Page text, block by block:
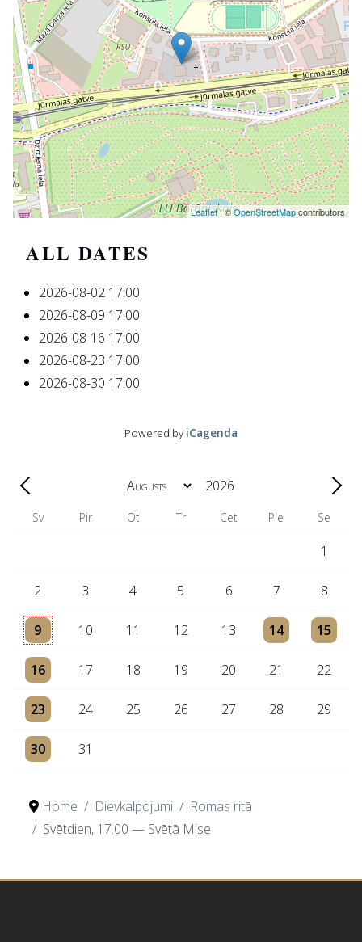
Leaflet| ©OpenStreetMapcontributors
ALL DATES
2026-08-02 17:00
2026-08-09 17:00
2026-08-16 17:00
2026-08-23 17:00
2026-08-30 17:00
Powered by iCagenda
Iepriekšējā - Mēnesis
Mēnesis Gads
Sv Pir Ot Tr Cet Pie Se
1
2 3 4 5 6 7 8
9
One event 10 11 12 13 14
One event 15
One event
16
One event 17 18 19 20 21 22
23
One event 24 25 26 27 28 29
30
One event 31
Home Dievkalpojumi
Romas ritā
Svētdien, 17.00 — Svētā Mise